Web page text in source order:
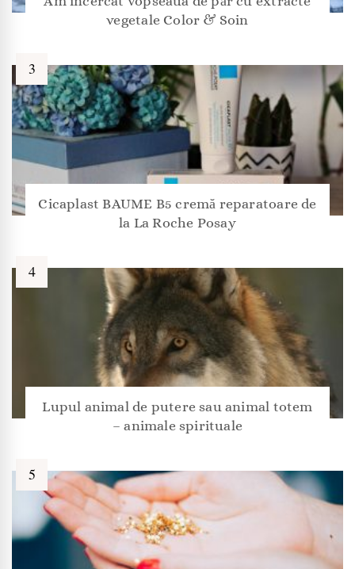
vegetale Color & Soin
Cicaplast BAUME B5 cremă reparatoare de
la La Roche Posay
Lupul animal de putere sau animal totem
– animale spirituale